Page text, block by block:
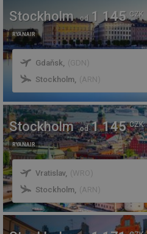
Stockholm od 1 145 CZK
RYANAIR
Gdaňsk, ( GDN )
Stockholm, ( ARN )
Stockholm od 1 145 CZK
RYANAIR
Vratislav, ( WRO )
Stockholm, ( ARN )